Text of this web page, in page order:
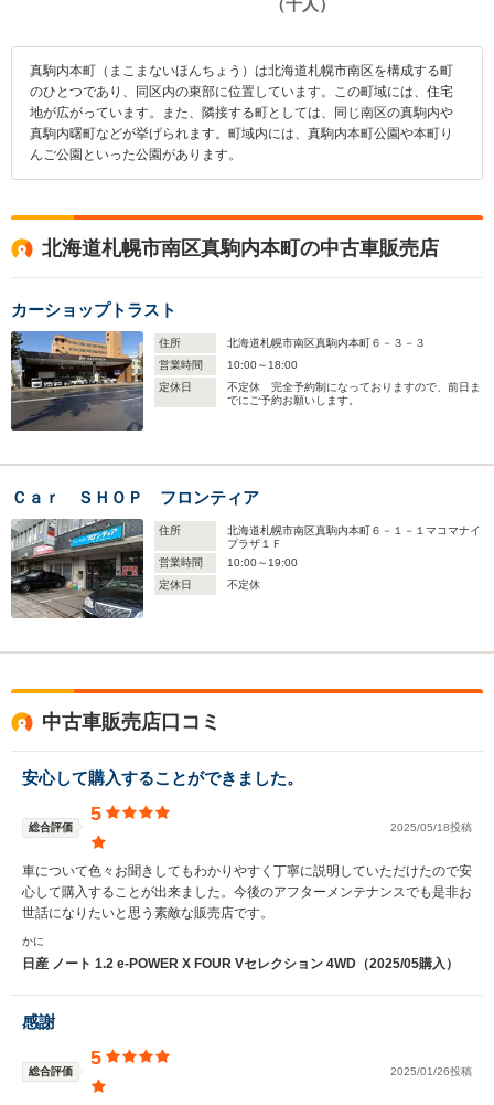
真駒内本町（まこまないほんちょう）は北海道札幌市南区を構成する町
のひとつであり、同区内の東部に位置しています。この町域には、住宅
地が広がっています。また、隣接する町としては、同じ南区の真駒内や
真駒内曙町などが挙げられます。町域内には、真駒内本町公園や本町り
んご公園といった公園があります。
北海道札幌市南区真駒内本町の中古車販売店
カーショップトラスト
住所
北海道札幌市南区真駒内本町６－３－３
営業時間
10:00～18:00
定休日
不定休 完全予約制になっておりますので、前日ま
でにご予約お願いします。
Ｃａｒ ＳＨＯＰ フロンティア
住所
北海道札幌市南区真駒内本町６－１－１マコマナイ
プラザ１Ｆ
営業時間
10:00～19:00
定休日
不定休
中古車販売店口コミ
安心して購入することができました。
総合評価
5
2025/05/18投稿
車について色々お聞きしてもわかりやすく丁寧に説明していただけたので安
心して購入することが出来ました。今後のアフターメンテナンスでも是非お
世話になりたいと思う素敵な販売店です。
かに
日産 ノート 1.2 e-POWER X FOUR Vセレクション 4WD（2025/05購入）
感謝
総合評価
5
2025/01/26投稿